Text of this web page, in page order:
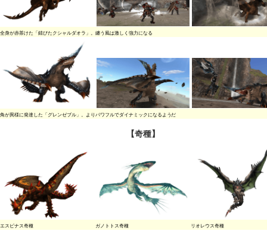
全身が赤茶けた「錆びたクシャルダオラ」。纏う風は激しく強力になる
角が異様に発達した「グレンゼブル」。よりパワフルでダイナミックになるようだ
【奇種】
エスピナス奇種 ガノトトス奇種 リオレウス奇種